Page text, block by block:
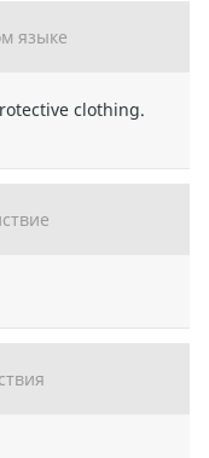
языке
clothing.